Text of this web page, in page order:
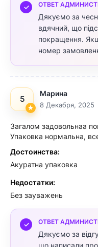
ОТВЕТ
Дякуємо за
вдячний, що
покращення.
номер
5
Марина
8 Декабря, 2025
Загалом задовольнаа
Упаковка нормальна,
Достоинства:
Акуратна упаковка
Недостатки:
Без зауважень
ОТВЕТ
Дякуємо за
що написали